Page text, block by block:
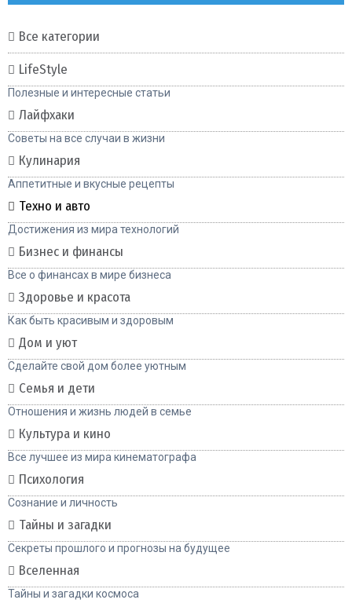
Все категории
LifeStyle
Полезные и интересные статьи
Лайфхаки
Советы на все случаи в жизни
Кулинария
Аппетитные и вкусные рецепты
Техно и авто
Достижения из мира технологий
Бизнес и финансы
Все о финансах в мире бизнеса
Здоровье и красота
Как быть красивым и здоровым
Дом и уют
Сделайте свой дом более уютным
Семья и дети
Отношения и жизнь людей в семье
Культура и кино
Все лучшее из мира кинематографа
Психология
Сознание и личность
Тайны и загадки
Секреты прошлого и прогнозы на будущее
Вселенная
Тайны и загадки космоса